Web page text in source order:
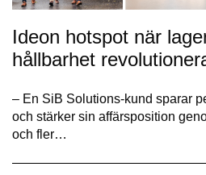
Ideon hotspot när
hållbarhet
– En SiB Solutions-kund sparar
och stärker sin affärsposition
och fler…